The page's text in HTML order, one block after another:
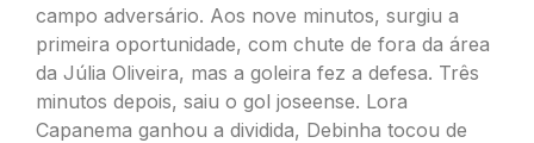
campo adversário. Aos nove minutos, surgiu a
primeira oportunidade, com chute de fora da área
da Júlia Oliveira, mas a goleira fez a defesa. Três
minutos depois, saiu o gol joseense. Lora
Capanema ganhou a dividida, Debinha tocou de